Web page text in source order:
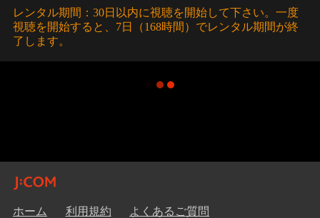
レンタル期間：30日以内に視聴を開始して下さい。一度
視聴を開始すると、7日（168時間）でレンタル期間が終
了します。
ホーム 利用規約 よくあるご質問